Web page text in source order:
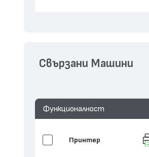
Функционалност
Принтер
Свързани Машини